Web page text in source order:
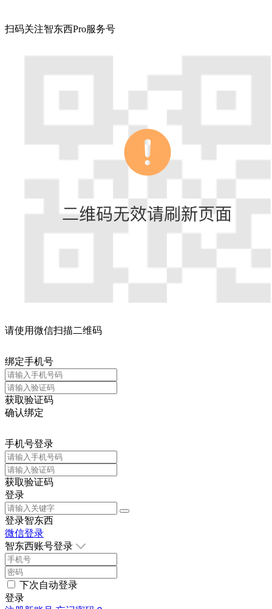
扫码关注智东西Pro服务号
请使用微信扫描二维码
绑定手机号
获取验证码
确认绑定
手机号登录
获取验证码
登录
登录智东西
微信登录
智东西账号登录
下次自动登录
登录